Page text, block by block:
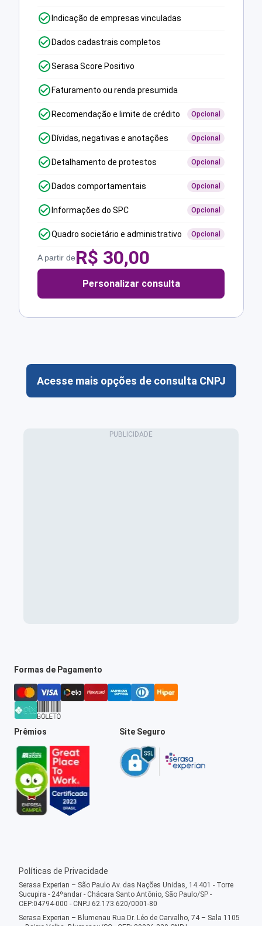
Indicação de empresas vinculadas
Dados cadastrais completos
Serasa Score Positivo
Faturamento ou renda presumida
Recomendação e limite de crédito Opcional
Dívidas, negativas e anotações Opcional
Detalhamento de protestos Opcional
Dados comportamentais Opcional
Informações do SPC Opcional
Quadro societário e administrativo Opcional
A partir deR$ 30,00
Personalizar consulta
Acesse mais opções de consulta CNPJ
Formas de Pagamento
Prêmios Site Seguro
Políticas de Privacidade
Serasa Experian – São Paulo Av. das Nações Unidas, 14.401 - Torre
Sucupira - 24ºandar - Chácara Santo Antônio, São Paulo/SP -
CEP:04794-000 - CNPJ 62.173.620/0001-80
Serasa Experian – Blumenau Rua Dr. Léo de Carvalho, 74 – Sala 1105